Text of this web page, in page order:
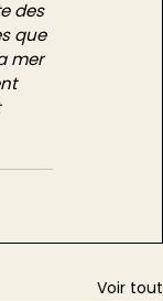
des
que
mer
Voir tout